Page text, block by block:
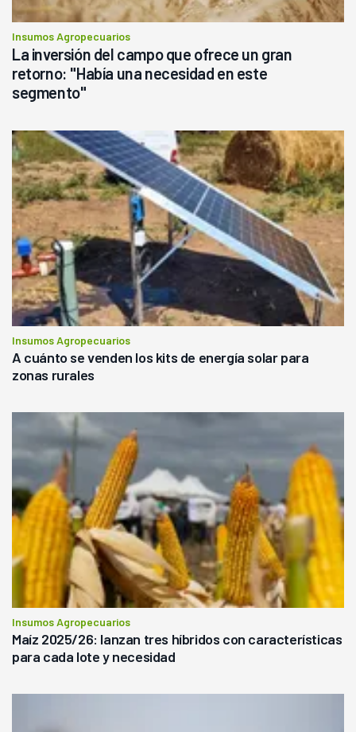
Insumos Agropecuarios
La inversión del campo que ofrece un gran
retorno: "Había una necesidad en este
segmento"
Insumos Agropecuarios
A cuánto se venden los kits de energía solar para
zonas rurales
Insumos Agropecuarios
Maíz 2025/26: lanzan tres híbridos con características
para cada lote y necesidad